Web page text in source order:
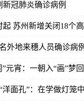
新冠肺炎确诊病例
起 苏州新增关闭18个
外地来穗人员确诊病
”元宵：一朝入“画”梦
洋面孔”：在学做灯笼